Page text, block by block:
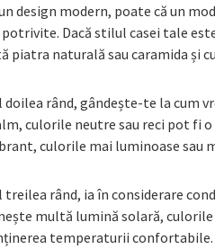
design modern, poate că un
Dacă stilul casei tale
piatra naturală sau caramida și
doilea rând, gândește-te la cum
culorile neutre sau reci pot fi
culorile mai luminoase sau
treilea rând, ia în considerare
multă lumină solară,
temperaturii